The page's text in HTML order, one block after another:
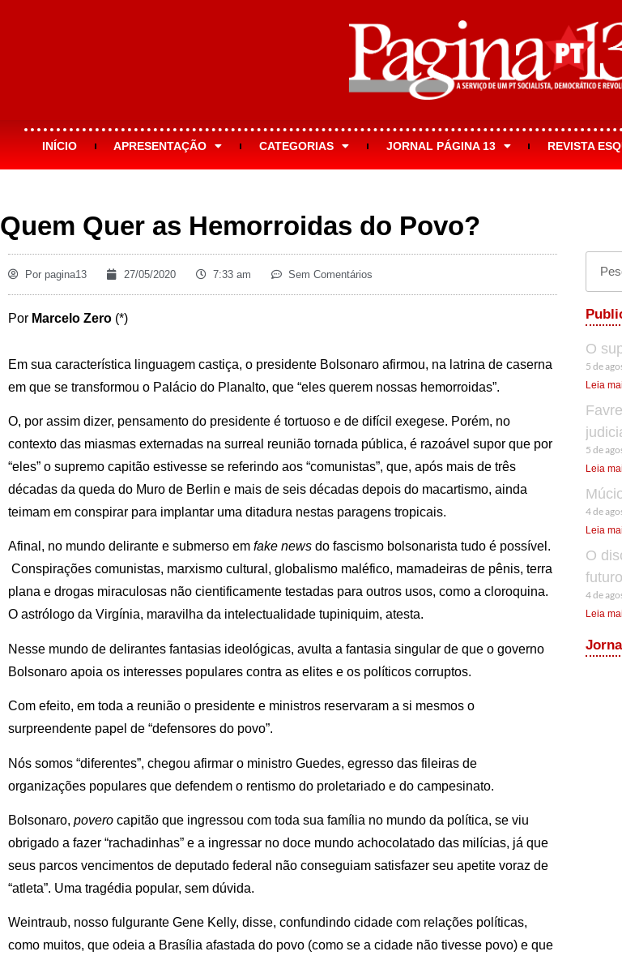
INÍCIO APRESENTAÇÃO CATEGORIAS JORNAL PÁGINA 13 REVISTA
Quem Quer as Hemorroidas do Povo?
Por pagina13 27/05/2020 7:33 am Sem Comentários
Por Marcelo Zero (*)
Em sua característica linguagem castiça, o presidente Bolsonaro afirmou, na latrina de caserna
em que se transformou o Palácio do Planalto, que “eles querem nossas hemorroidas”.
O, por assim dizer, pensamento do presidente é tortuoso e de difícil exegese. Porém, no
contexto das miasmas externadas na surreal reunião tornada pública, é razoável supor que por
“eles” o supremo capitão estivesse se referindo aos “comunistas”, que, após mais de três
décadas da queda do Muro de Berlin e mais de seis décadas depois do macartismo, ainda
teimam em conspirar para implantar uma ditadura nestas paragens tropicais.
Afinal, no mundo delirante e submerso em fake news do fascismo bolsonarista tudo é possível.
Conspirações comunistas, marxismo cultural, globalismo maléfico, mamadeiras de pênis, terra
plana e drogas miraculosas não cientificamente testadas para outros usos, como a cloroquina.
O astrólogo da Virgínia, maravilha da intelectualidade tupiniquim, atesta.
Nesse mundo de delirantes fantasias ideológicas, avulta a fantasia singular de que o governo
Bolsonaro apoia os interesses populares contra as elites e os políticos corruptos.
Com efeito, em toda a reunião o presidente e ministros reservaram a si mesmos o
surpreendente papel de “defensores do povo”.
Nós somos “diferentes”, chegou afirmar o ministro Guedes, egresso das fileiras de
organizações populares que defendem o rentismo do proletariado e do campesinato.
Bolsonaro, povero capitão que ingressou com toda sua família no mundo da política, se viu
obrigado a fazer “rachadinhas” e a ingressar no doce mundo achocolatado das milícias, já que
seus parcos vencimentos de deputado federal não conseguiam satisfazer seu apetite voraz de
“atleta”. Uma tragédia popular, sem dúvida.
Weintraub, nosso fulgurante Gene Kelly, disse, confundindo cidade com relações políticas,
como muitos, que odeia a Brasília afastada do povo (como se a cidade não tivesse povo) e que
O
5 de
Leia
5 de
Leia
4 de
Leia
O
futuro
4 de
Leia